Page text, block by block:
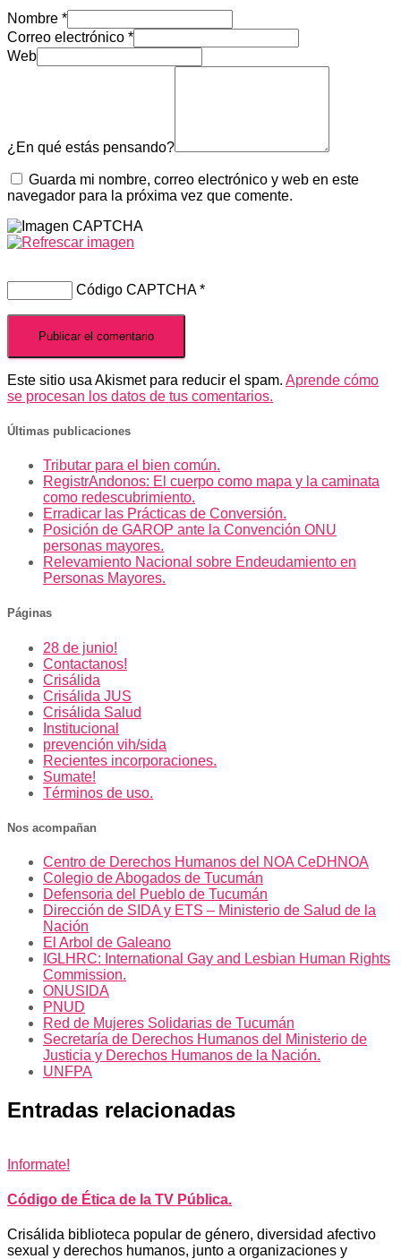
Nombre *
Correo electrónico *
Web
¿En qué estás pensando?
Guarda mi nombre, correo electrónico y web en este
navegador para la próxima vez que comente.
Código CAPTCHA*
Este sitio usa Akismet para reducir el spam. Aprende cómo
se procesan los datos de tus comentarios.
Últimas publicaciones
Tributar para el bien común.
RegistrAndonos: El cuerpo como mapa y la caminata
como redescubrimiento.
Erradicar las Prácticas de Conversión.
Posición de GAROP ante la Convención ONU
personas mayores.
Relevamiento Nacional sobre Endeudamiento en
Personas Mayores.
Páginas
28 de junio!
Contactanos!
Crisálida
Crisálida JUS
Crisálida Salud
Institucional
prevención vih/sida
Recientes incorporaciones.
Sumate!
Términos de uso.
Nos acompañan
Centro de Derechos Humanos del NOA CeDHNOA
Colegio de Abogados de Tucumán
Defensoria del Pueblo de Tucumán
Dirección de SIDA y ETS – Ministerio de Salud de la
Nación
El Arbol de Galeano
IGLHRC: International Gay and Lesbian Human Rights
Commission.
ONUSIDA
PNUD
Red de Mujeres Solidarias de Tucumán
Secretaría de Derechos Humanos del Ministerio de
Justicia y Derechos Humanos de la Nación.
UNFPA
Entradas relacionadas
Informate!
Código de Ética de la TV Pública.
Crisálida biblioteca popular de género, diversidad afectivo
sexual y derechos humanos, junto a organizaciones y